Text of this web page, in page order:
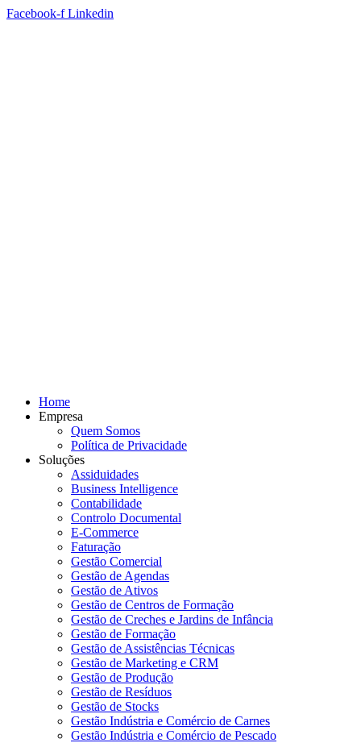
Facebook-f Linkedin
Home
Empresa
Quem Somos
Política de Privacidade
Soluções
Assiduidades
Business Intelligence
Contabilidade
Controlo Documental
E-Commerce
Faturação
Gestão Comercial
Gestão de Agendas
Gestão de Ativos
Gestão de Centros de Formação
Gestão de Creches e Jardins de Infância
Gestão de Formação
Gestão de Assistências Técnicas
Gestão de Marketing e CRM
Gestão de Produção
Gestão de Resíduos
Gestão de Stocks
Gestão Indústria e Comércio de Carnes
Gestão Indústria e Comércio de Pescado